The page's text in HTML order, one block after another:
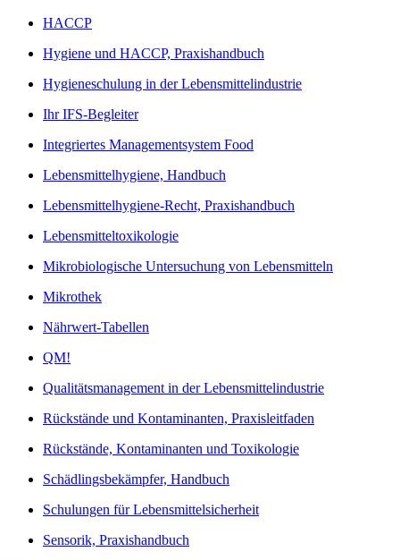
HACCP
Hygiene und HACCP, Praxishandbuch
Hygieneschulung in der Lebensmittelindustrie
Ihr IFS-Begleiter
Integriertes Managementsystem Food
Lebensmittelhygiene, Handbuch
Lebensmittelhygiene-Recht, Praxishandbuch
Lebensmitteltoxikologie
Mikrobiologische Untersuchung von Lebensmitteln
Mikrothek
Nährwert-Tabellen
QM!
Qualitätsmanagement in der Lebensmittelindustrie
Rückstände und Kontaminanten, Praxisleitfaden
Rückstände, Kontaminanten und Toxikologie
Schädlingsbekämpfer, Handbuch
Schulungen für Lebensmittelsicherheit
Sensorik, Praxishandbuch